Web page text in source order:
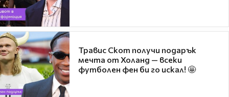
Травис Скот получи подарък
мечта от Холанд — всеки
футболен фен би го искал! 🤩